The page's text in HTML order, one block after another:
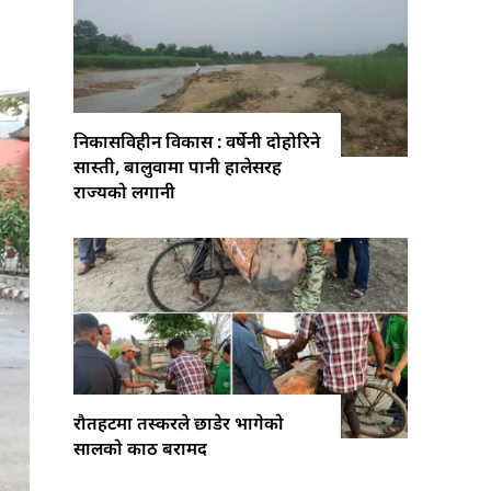
निकासविहीन विकास : वर्षेनी दोहोरिने
सास्ती, बालुवामा पानी हालेसरह
राज्यको लगानी
रौतहटमा तस्करले छाडेर भागेको
सालको काठ बरामद